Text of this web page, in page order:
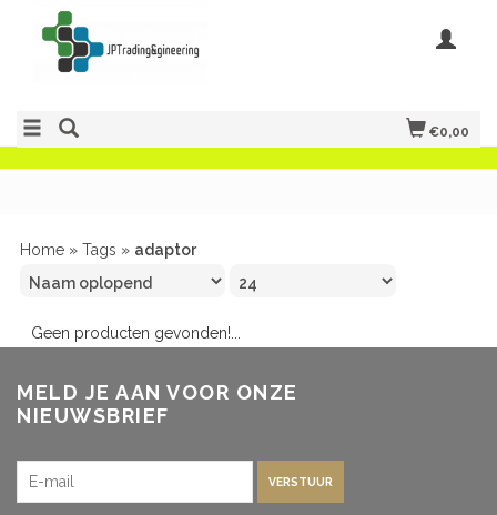
€0,00
Home » Tags » adaptor
Geen producten gevonden!...
MELD JE AAN VOOR ONZE
NIEUWSBRIEF
VERSTUUR